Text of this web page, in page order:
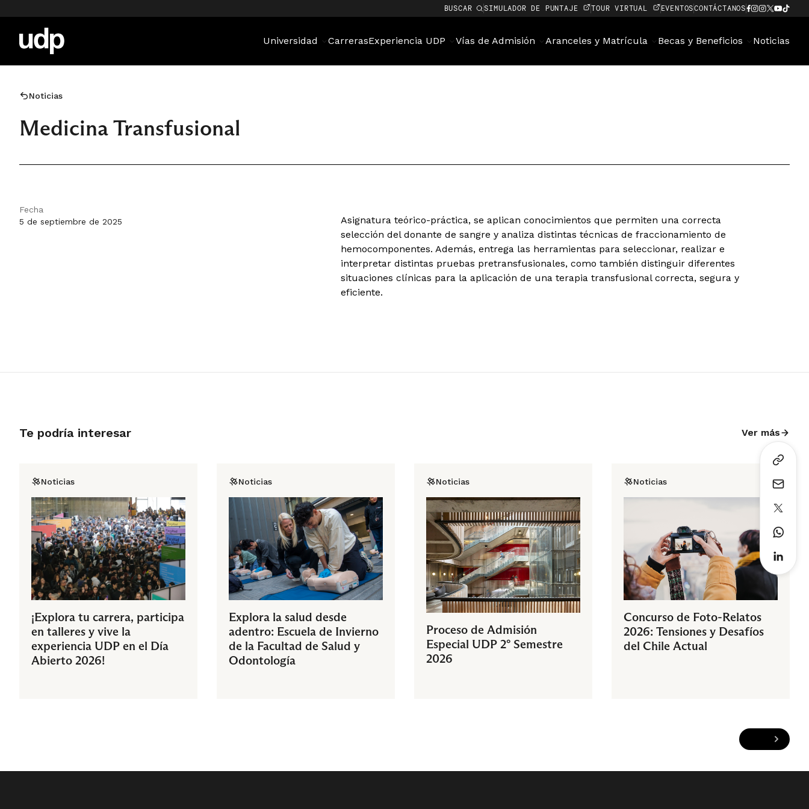
BUSCAR SIMULADOR DE PUNTAJE TOUR VIRTUAL EVENTOSCONTÁCTANOS
Universidad CarrerasExperiencia UDP Vías de Admisión Aranceles y Matrícula Becas y Beneficios Noticias
Noticias
Medicina Transfusional
Fecha
5 de septiembre de 2025
Asignatura teórico-práctica, se aplican conocimientos que permiten una correcta
selección del donante de sangre y analiza distintas técnicas de fraccionamiento de
hemocomponentes. Además, entrega las herramientas para seleccionar, realizar e
interpretar distintas pruebas pretransfusionales, como también distinguir diferentes
situaciones clínicas para la aplicación de una terapia transfusional correcta, segura y
eficiente.
Te podría interesar Ver más
Noticias
¡Explora tu carrera, participa
en talleres y vive la
experiencia UDP en el Día
Abierto 2026!
Noticias
Explora la salud desde
adentro: Escuela de Invierno
de la Facultad de Salud y
Odontología
Noticias
Proceso de Admisión
Especial UDP 2° Semestre
2026
Noticias
Concurso de Foto-Relatos
2026: Tensiones y Desafíos
del Chile Actual